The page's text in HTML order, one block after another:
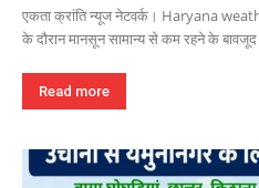
एकता क्रांति न्यूज नेटवर्क। Haryana
के दौरान मानसून सामान्य से कम रहने के बावजूद
Read more